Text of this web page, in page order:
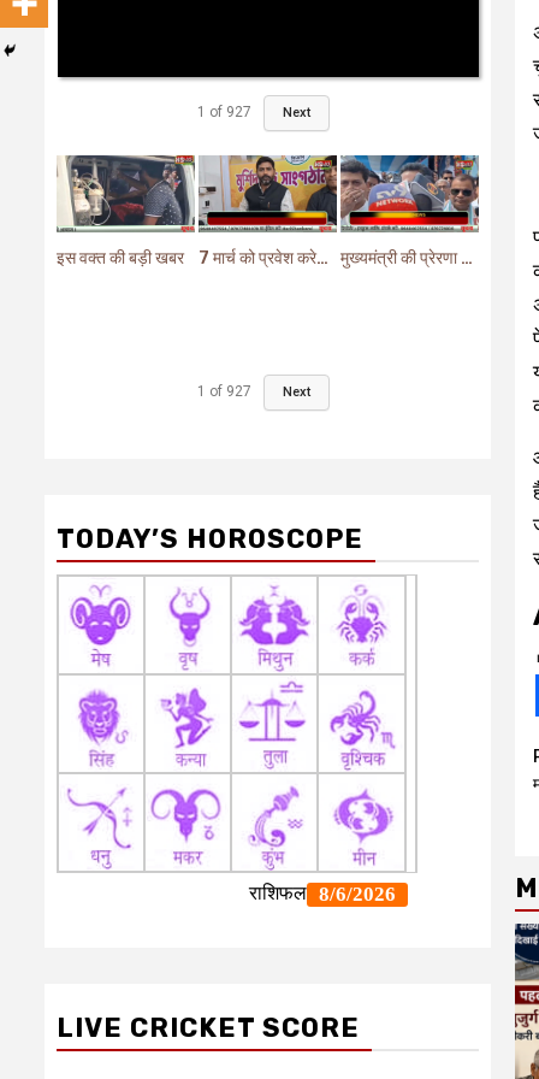
1 of 927 Next
इस वक्त की बड़ी खबर 7 मार्च को प्रवेश करेगा मुर्शिदाबाद में बीजेपी का परिवर्तन यात्रा रथ मुख्यमंत्री की प्रेरणा से दो महत्वपूर्ण योजनाओं का हुआ शिलान्यास
1 of 927 Next
TODAY’S HOROSCOPE
LIVE CRICKET SCORE